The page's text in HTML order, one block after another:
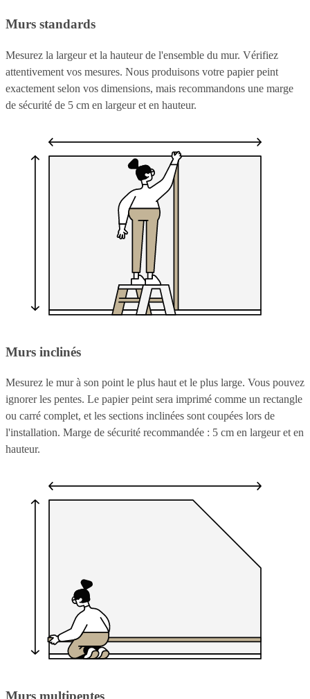
Murs standards
Mesurez la largeur et la hauteur de l'ensemble du mur. Vérifiez
attentivement vos mesures. Nous produisons votre papier peint
exactement selon vos dimensions, mais recommandons une marge
de sécurité de 5 cm en largeur et en hauteur.
Murs inclinés
Mesurez le mur à son point le plus haut et le plus large. Vous pouvez
ignorer les pentes. Le papier peint sera imprimé comme un rectangle
ou carré complet, et les sections inclinées sont coupées lors de
l'installation. Marge de sécurité recommandée : 5 cm en largeur et en
hauteur.
Murs multipentes